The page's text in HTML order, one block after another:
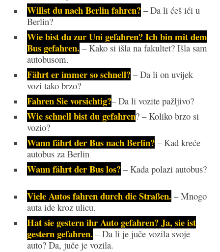
Willst du nach Berlin fahren? – Da li ćeš ići u
Berlin?
Wie bist du zur Uni gefahren? Ich bin mit dem
Bus gefahren. – Kako si išla na fakultet? Išla sam
autobusom.
Fährt er immer so schnell? – Da li on uvijek
vozi tako brzo?
Fahren Sie vorsichtig?– Da li vozite pažljivo?
Wie schnell bist du gefahren? – Koliko brzo si
vozio?
Wann fährt der Bus nach Berlin? – Kad kreće
autobus za Berlin
Wann fährt der Bus los? – Kada polazi autobus?
Viele Autos fahren durch die Straßen. – Mnogo
auta ide kroz ulicu.
Hat sie gestern ihr Auto gefahren? Ja, sie ist
gestern gefahren. – Da li je juče vozila svoje
auto? Da, juče je vozila.